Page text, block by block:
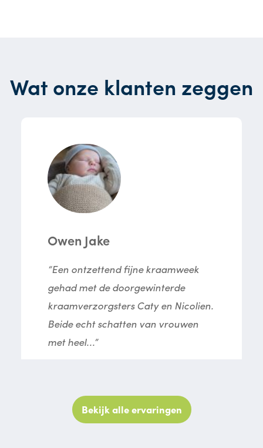
Wat onze klanten zeggen
Owen Jake
“Een ontzettend fijne kraamweek
gehad met de doorgewinterde
kraamverzorgsters Caty en Nicolien.
Beide echt schatten van vrouwen
met heel...”
Bekijk alle ervaringen